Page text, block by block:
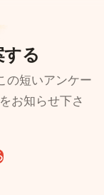
る
の短いアンケー
お知らせ下さ